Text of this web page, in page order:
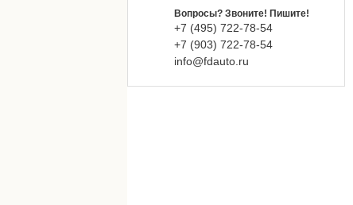
Вопросы? Звоните! Пишите!
+7 (495) 722-78-54
+7 (903) 722-78-54
info@fdauto.ru